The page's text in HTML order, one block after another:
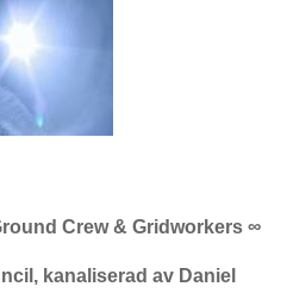
Crew & Gridworkers ∞
kanaliserad av Daniel